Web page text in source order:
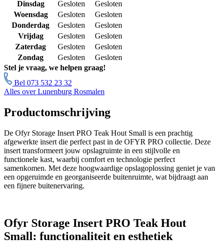
Dinsdag Gesloten
Gesloten
Woensdag
Gesloten
Gesloten
Donderdag
Gesloten
Gesloten
Vrijdag
Gesloten
Gesloten
Zaterdag
Gesloten
Gesloten
Zondag
Gesloten
Gesloten
Stel je vraag, we helpen graag!
Bel 073 532 23 32
Alles over Lunenburg Rosmalen
Productomschrijving
De Ofyr Storage Insert PRO Teak Hout Small is een prachtig
afgewerkte insert die perfect past in de OFYR PRO collectie. Deze
insert transformeert jouw opslagruimte in een stijlvolle en
functionele kast, waarbij comfort en technologie perfect
samenkomen. Met deze hoogwaardige opslagoplossing geniet je van
een opgeruimde en georganiseerde buitenruimte, wat bijdraagt aan
een fijnere buitenervaring.
Ofyr Storage Insert PRO Teak Hout
Small: functionaliteit en esthetiek